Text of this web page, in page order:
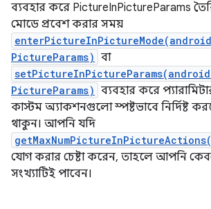
ব্যবহার করে PictureInPictureParams
মোডে প্রবেশ করার সময়
PictureParams) বা
PictureParams) ব্যবহার করে
কাস্টম অ্যাকশনগুলো স্পষ্টভাবে নির্দিষ্ট
থাকুন। আপনি যদি
যোগ করার চেষ্টা করেন, তাহলে আপনি
সংখ্যাটিই পাবেন।